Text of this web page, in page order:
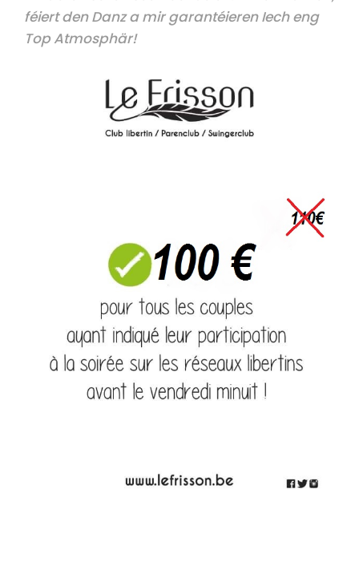
féiert den Danz a mir garantéieren Iech eng
Top Atmosphär!